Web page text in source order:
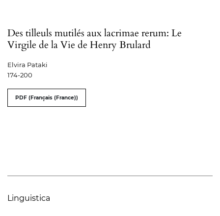
Des tilleuls mutilés aux lacrimae rerum: Le
Virgile de la Vie de Henry Brulard
Elvira Pataki
174-200
PDF (Français (France))
Linguistica